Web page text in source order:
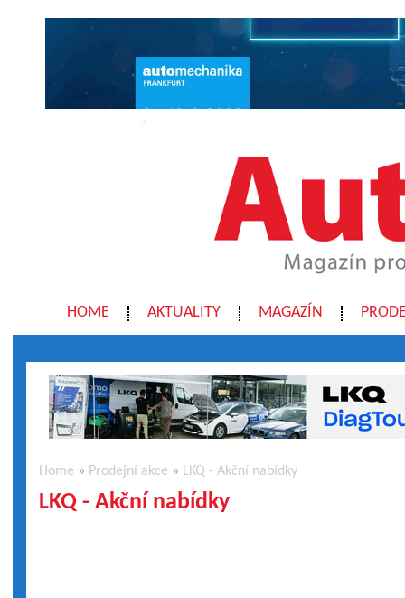
HOME AKTUALITY MAGAZÍN
Home » Prodejní akce » LKQ - Akční nabídky
LKQ - Akční nabídky